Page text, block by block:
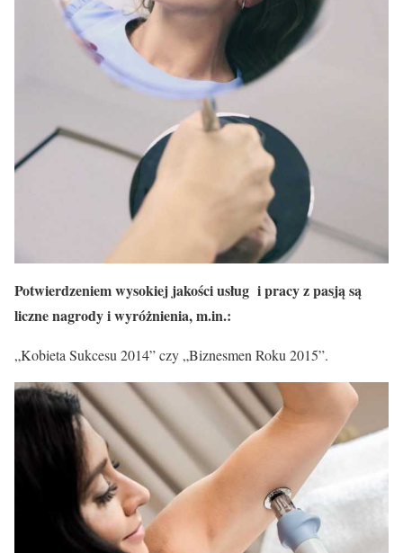
Potwierdzeniem wysokiej jakości usług i pracy z pasją są
liczne nagrody i wyróżnienia, m.in.:
„Kobieta Sukcesu 2014” czy „Biznesmen Roku 2015”.